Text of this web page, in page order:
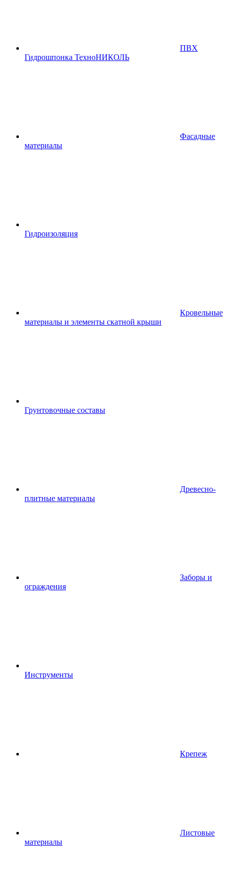
ПВХ
Гидрошпонка ТехноНИКОЛЬ
Фасадные
материалы
Гидроизоляция
Кровельные
материалы и элементы скатной крыши
Грунтовочные составы
Древесно-
плитные материалы
Заборы и
ограждения
Инструменты
Крепеж
Листовые
материалы